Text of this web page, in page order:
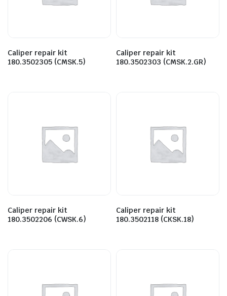
Caliper repair kit
180.3502305 (CMSK.5)
Caliper repair kit
180.3502303 (CMSK.2.GR)
Caliper repair kit
180.3502206 (CWSK.6)
Caliper repair kit
180.3502118 (CKSK.18)